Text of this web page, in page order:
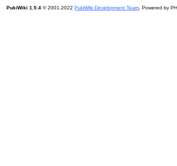
PukiWiki 1.5.4 © 2001-2022PukiWiki Development Team . Powered by